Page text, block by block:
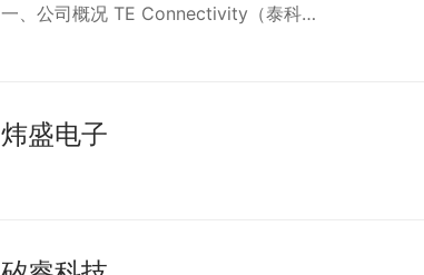
一、公司概况 TE Connectivity（泰科…
炜盛电子